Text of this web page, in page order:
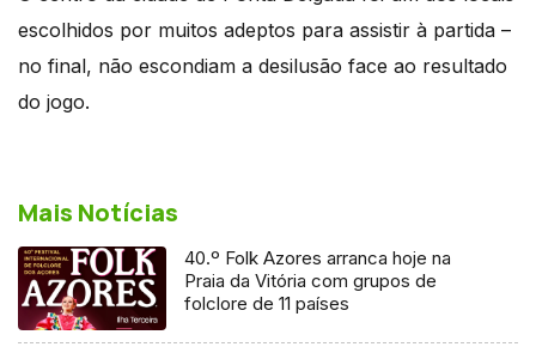
escolhidos por muitos adeptos para assistir à partida –
no final, não escondiam a desilusão face ao resultado
do jogo.
Mais Notícias
40.º Folk Azores arranca hoje na
Praia da Vitória com grupos de
folclore de 11 países